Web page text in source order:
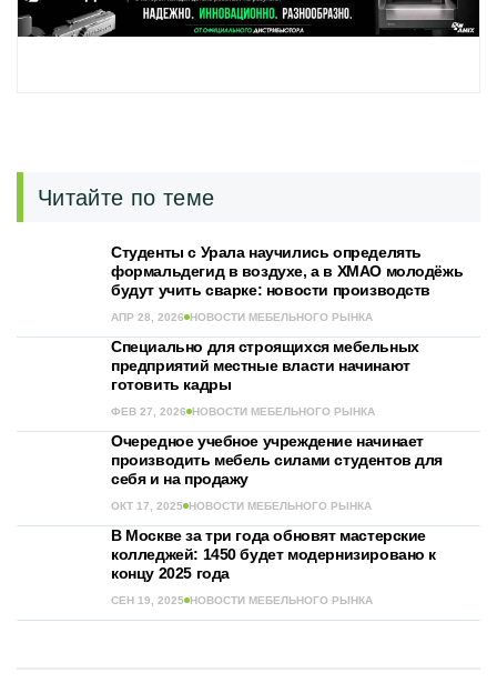
Читайте по теме
Студенты с Урала научились определять
формальдегид в воздухе, а в ХМАО молодёжь
будут учить сварке: новости производств
АПР 28, 2026 НОВОСТИ МЕБЕЛЬНОГО РЫНКА
Специально для строящихся мебельных
предприятий местные власти начинают
готовить кадры
ФЕВ 27, 2026 НОВОСТИ МЕБЕЛЬНОГО РЫНКА
Очередное учебное учреждение начинает
производить мебель силами студентов для
себя и на продажу
ОКТ 17, 2025 НОВОСТИ МЕБЕЛЬНОГО РЫНКА
В Москве за три года обновят мастерские
колледжей: 1450 будет модернизировано к
концу 2025 года
СЕН 19, 2025 НОВОСТИ МЕБЕЛЬНОГО РЫНКА